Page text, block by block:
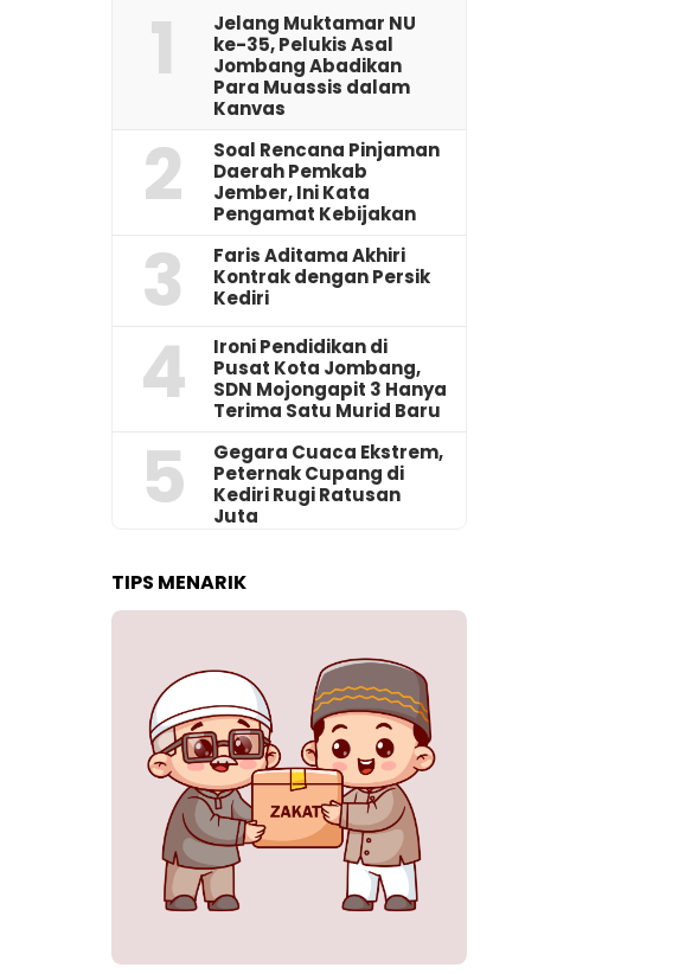
1
Jelang Muktamar NU
ke-35, Pelukis Asal
Jombang Abadikan
Para Muassis dalam
Kanvas
2
‎Soal Rencana Pinjaman
Daerah Pemkab
Jember, Ini Kata
Pengamat Kebijakan ‎
3
Faris Aditama Akhiri
Kontrak dengan Persik
Kediri
4
Ironi Pendidikan di
Pusat Kota Jombang,
SDN Mojongapit 3 Hanya
Terima Satu Murid Baru
5
‎Gegara Cuaca Ekstrem,
Peternak Cupang di
Kediri Rugi Ratusan
Juta
TIPS MENARIK